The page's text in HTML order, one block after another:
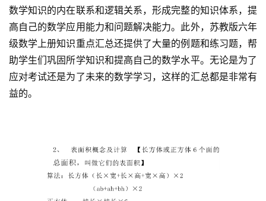
数学知识的内在联系和逻辑关系，形成完整的知识体系，提
高自己的数学应用能力和问题解决能力。此外，苏教版六年
级数学上册知识重点汇总还提供了大量的例题和练习题，帮
助学生们巩固所学知识和提高自己的数学水平。无论是为了
应对考试还是为了未来的数学学习，这样的汇总都是非常有
益的。